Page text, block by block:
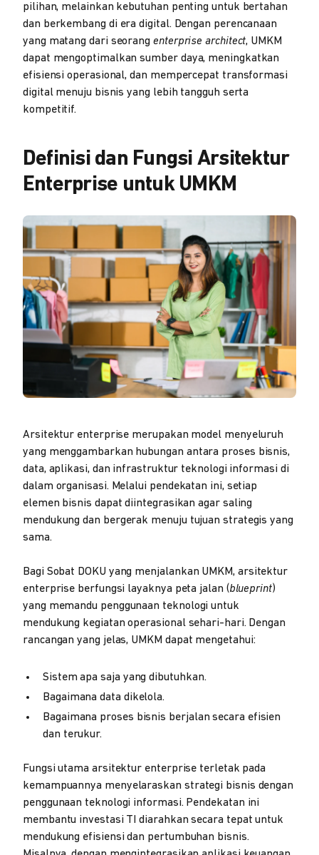
pilihan, melainkan kebutuhan penting untuk bertahan
dan berkembang di era digital. Dengan perencanaan
yang matang dari seorang enterprise architect, UMKM
dapat mengoptimalkan sumber daya, meningkatkan
efisiensi operasional, dan mempercepat transformasi
digital menuju bisnis yang lebih tangguh serta
kompetitif.
Definisi dan Fungsi Arsitektur
Enterprise untuk UMKM
Arsitektur enterprise merupakan model menyeluruh
yang menggambarkan hubungan antara proses bisnis,
data, aplikasi, dan infrastruktur teknologi informasi di
dalam organisasi. Melalui pendekatan ini, setiap
elemen bisnis dapat diintegrasikan agar saling
mendukung dan bergerak menuju tujuan strategis yang
sama.
Bagi Sobat DOKU yang menjalankan UMKM, arsitektur
enterprise berfungsi layaknya peta jalan (blueprint)
yang memandu penggunaan teknologi untuk
mendukung kegiatan operasional sehari-hari. Dengan
rancangan yang jelas, UMKM dapat mengetahui:
Sistem apa saja yang dibutuhkan.
Bagaimana data dikelola.
Bagaimana proses bisnis berjalan secara efisien
dan terukur.
Fungsi utama arsitektur enterprise terletak pada
kemampuannya menyelaraskan strategi bisnis dengan
penggunaan teknologi informasi. Pendekatan ini
membantu investasi TI diarahkan secara tepat untuk
mendukung efisiensi dan pertumbuhan bisnis.